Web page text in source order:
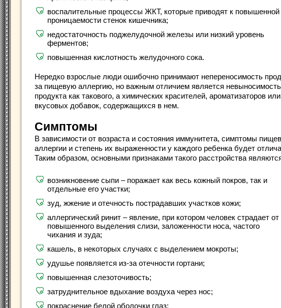
воспалительные процессы ЖКТ, которые приводят к повышенной
проницаемости стенок кишечника;
недостаточность поджелудочной железы или низкий уровень
ферментов;
повышенная кислотность желудочного сока.
Нередко взрослые люди ошибочно принимают непереносимость
за пищевую аллергию, но важным отличием является
продукта как такового, а химических красителей, ароматизаторов или
вкусовых добавок, содержащихся в нем.
Симптомы
В зависимости от возраста и состояния иммунитета, симптомы
аллергии и степень их выраженности у каждого ребенка будет
Таким образом, основными признаками такого расстройства
возникновение сыпи – поражает как весь кожный покров, так и
отдельные его участки;
зуд, жжение и отечность пострадавших участков кожи;
аллергический ринит – явление, при котором человек страдает от
повышенного выделения слизи, заложенности носа, частого
чихания и зуда;
кашель, в некоторых случаях с выделением мокроты;
удушье появляется из-за отечности гортани;
повышенная слезоточивость;
затруднительное вдыхание воздуха через нос;
покраснение белой оболочки глаз;